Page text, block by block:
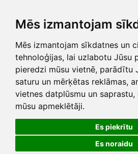
Mēs izmantojam
Mēs izmantojam sīkdatnes un
tehnoloģijas, lai uzlabotu Jūsu
pieredzi mūsu vietnē, parādītu
saturu un mērķētas reklāmas,
vietnes datplūsmu un saprastu,
mūsu apmeklētāji.
Es piekrītu
Es noraidu